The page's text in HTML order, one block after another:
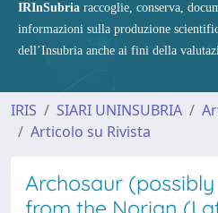
IRInSubria raccoglie, conserva,
informazioni sulla produzione
dell’Insubria anche ai fini della
IRIS SIARI UNINSUBRIA
Articolo su Rivista
Archosaur